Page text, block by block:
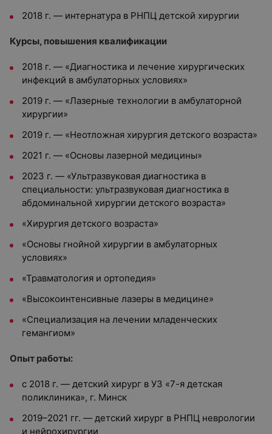
2018 г. — интернатура в РНПЦ детской хирургии
Курсы, повышения квалификации
2018 г. — «Диагностика и лечение хирургических
инфекций в амбулаторных условиях»
2019 г. — «Лазерные технологии в амбулаторной
хирургии»
2019 г. — «Неотложная хирургия детского возраста»
2021 г. — «Основы лазерной медицины»
2023 г. — «Ультразвуковая диагностика в
специальности: ультразвуковая диагностика в
абдоминальной хирургии детского возраста»
«Хирургия детского возраста»
«Основы гнойной хирургии в амбулаторных
условиях»
«Травматология и ортопедия»
«Высокоинтенсивные лазеры в медицине»
«Специализация на лечении младенческих
гемангиом»
Опыт работы:
с 2018 г. — детский хирург в УЗ «7-я детская
поликлиника», г. Минск
2019–2021 гг. — детский хирург в РНПЦ неврологии
и нейрохирургии